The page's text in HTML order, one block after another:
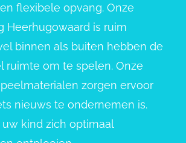
flexibele opvang. Onze
Heerhugowaard is ruim
binnen als buiten hebben de
ruimte om te spelen. Onze
zorgen ervoor
nieuws te ondernemen is.
kind zich optimaal